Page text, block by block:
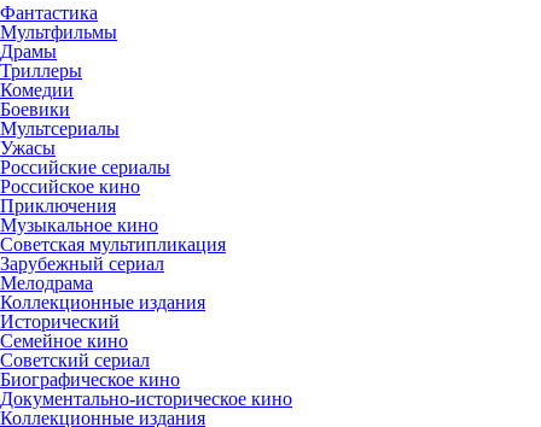
Фантастика
Мультфильмы
Драмы
Триллеры
Комедии
Боевики
Мультсериалы
Ужасы
Российские сериалы
Российское кино
Приключения
Музыкальное кино
Советская мультипликация
Зарубежный сериал
Мелодрама
Коллекционные издания
Исторический
Семейное кино
Советский сериал
Биографическое кино
Документально-историческое кино
Коллекционные издания